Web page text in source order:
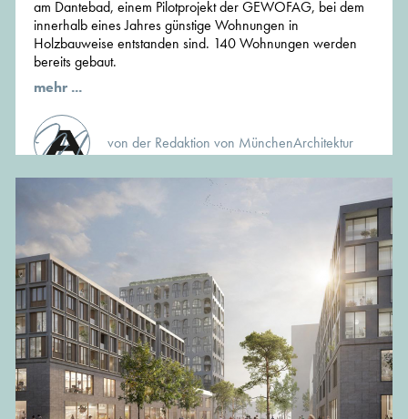
am Dantebad, einem Pilotprojekt der GEWOFAG, bei dem
innerhalb eines Jahres günstige Wohnungen in
Holzbauweise entstanden sind. 140 Wohnungen werden
bereits gebaut.
mehr ...
von der Redaktion von MünchenArchitektur